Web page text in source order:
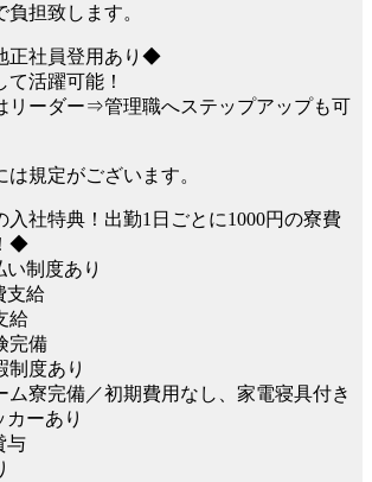
負担致します。
正社員登用あり◆
て活躍可能！
リーダー⇒管理職へステップアップも可
規定がございます。
社特典！出勤1日ごとに1000円の寮費
◆
制度あり
支給
給
完備
度あり
寮完備／初期費用なし、家電寝具付き
ーあり
与